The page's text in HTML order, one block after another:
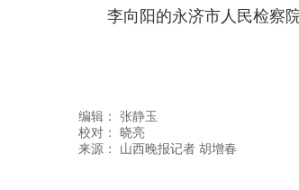
李向阳的永济市人民检察
编辑： 张静玉
校对： 晓亮